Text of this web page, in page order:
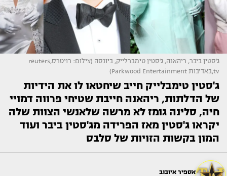
ג'סטין ביבר, ריהאנה, ג'סטין טימברלייק, ביונסה (צילום: רויטרס,reuters
tv,באדיבות Parkwood Entertainment)
ג'סטין טימבלייק חייב שיחטאו לו את הידיות
של הדלתות, ריהאנה חייבת שטיחי פרווה דמויי
חיה, סלינה גומז לא מרשה שלאנשי הצוות שלה
יקראו ג'סטין מאז הפרידה מג'סטין ביבר ועוד
המון בקשות הזויות של סלבס
אספיר איובוב